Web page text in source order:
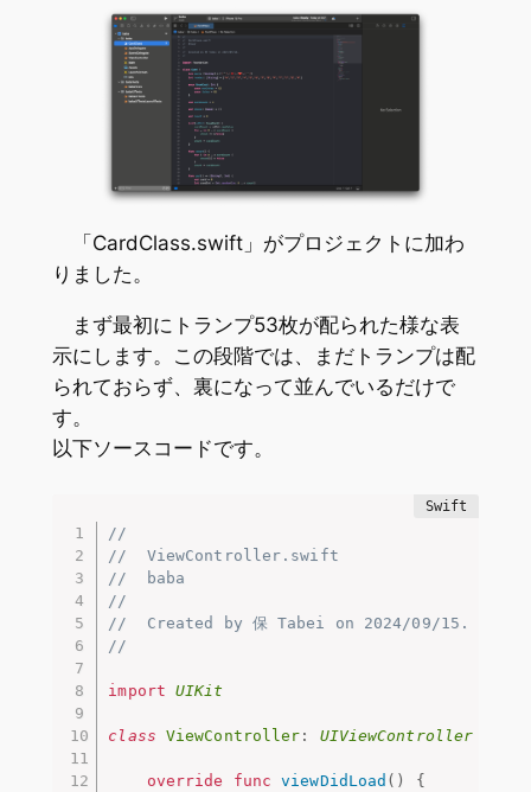
「CardClass.swift」がプロジェクトに加わ
りました。
まず最初にトランプ53枚が配られた様な表
示にします。この段階では、まだトランプは配
られておらず、裏になって並んでいるだけで
す。
以下ソースコードです。
//
//  ViewController.swift
//  baba
//
//  Created by 保 Tabei on 2024/09/15.
//
import UIKit
class ViewController : UIViewController
override func viewDidLoad ( )
{